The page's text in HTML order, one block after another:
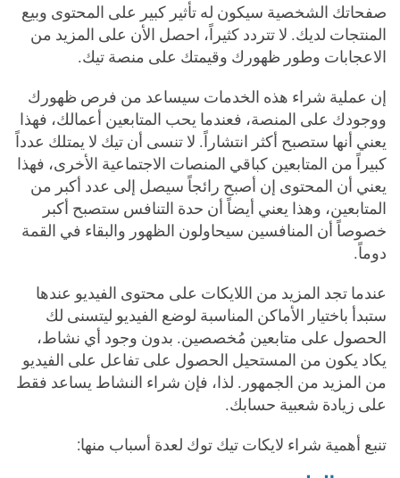
صفحاتك الشخصية سيكون له تأثير كبير على المحتوى وبيع
المنتجات لديك. لا تتردد كثيراً، احصل الأن على المزيد من
الاعجابات وطور ظهورك وقيمتك على منصة تيك.
إن عملية شراء هذه الخدمات سيساعد من فرص ظهورك
ووجودك على المنصة، فعندما يحب المتابعين أعمالك، فهذا
يعني أنها ستصبح أكثر انتشاراً. لا تنسى أن تيك لا يمتلك عدداً
كبيراً من المتابعين كباقي المنصات الاجتماعية الأخرى، فهذا
يعني أن المحتوى إن أصبح رائجاً سيصل إلى عدد أكبر من
المتابعين، وهذا يعني أيضاً أن حدة التنافس ستصبح أكبر
خصوصاً أن المنافسين سيحاولون الظهور والبقاء في القمة
دوماً.
عندما تجد المزيد من اللايكات على محتوى الفيديو عندها
ستبدأ باختيار الأماكن المناسبة لوضع الفيديو ليتسنى لك
الحصول على متابعين مُخصصين. بدون وجود أي نشاط،
يكاد يكون من المستحيل الحصول على تفاعل على الفيديو
من المزيد من الجمهور. لذا، فإن شراء النشاط يساعد فقط
على زيادة شعبية حسابك.
تنبع أهمية شراء لايكات تيك توك لعدة أسباب منها: